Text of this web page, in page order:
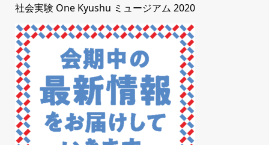
社会実験 One Kyushu ミュージアム 2020